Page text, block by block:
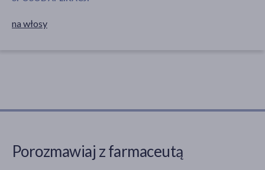
na włosy
Porozmawiaj z farmaceutą